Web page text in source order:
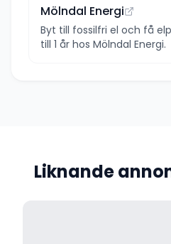
Mölndal Energi
Byt till fossilfri el och få
till 1 år hos Mölndal Energi.
Liknande